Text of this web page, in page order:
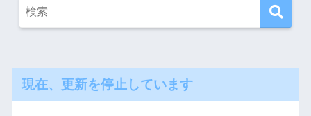
現在、更新を停止しています